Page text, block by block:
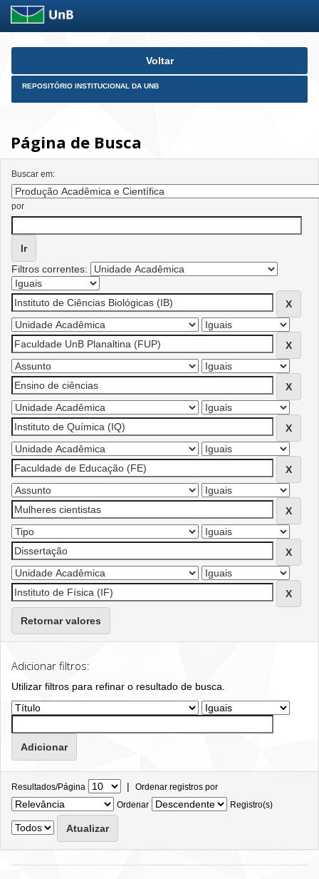
Skip
Voltar
REPOSITÓRIO INSTITUCIONAL DA UNB
Página de Busca
Buscar em:
por
Filtros correntes:
Retornar valores
Adicionar filtros:
Utilizar filtros para refinar o resultado de busca.
Resultados/Página | Ordenar registros por
Ordenar
Registro(s)